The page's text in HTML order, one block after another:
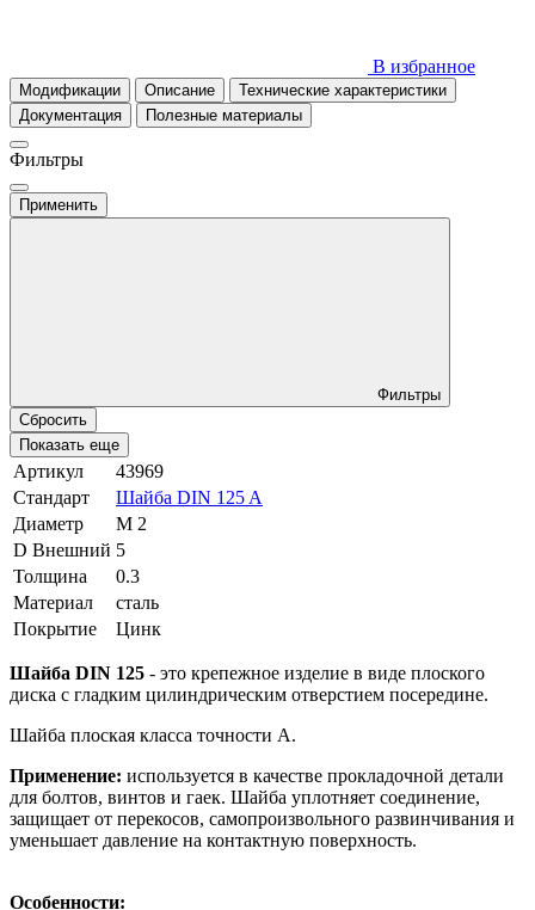
В избранное
Модификации Описание
Технические характеристики
Документация
Полезные материалы
Фильтры
Применить
Фильтры
Сбросить
Показать еще
Артикул
43969
Стандарт
Шайба DIN 125 A
Диаметр
М 2
D Внешний 5
Толщина
0.3
Материал
сталь
Покрытие
Цинк
Шайба DIN 125 - это крепежное изделие в виде плоского
диска с гладким цилиндрическим отверстием посередине.
Шайба плоская класса точности А.
Применение: используется в качестве прокладочной детали
для болтов, винтов и гаек. Шайба уплотняет соединение,
защищает от перекосов, самопроизвольного развинчивания и
уменьшает давление на контактную поверхность.
Особенности: